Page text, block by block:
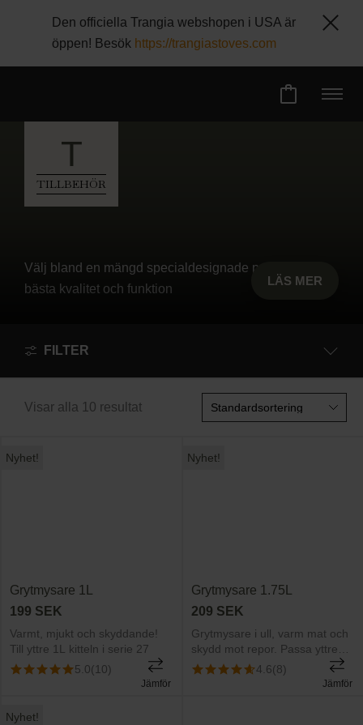
Den officiella Trangia webshopen i USA är
öppen! Besök https://trangiastoves.com
Välj bland en mängd specialdesignade produkter för
bästa kvalitet och funktion
LÄS MER
T
TILLBEHÖR
FILTER
Visar alla 10 resultat
Grytmysare 1L
199 SEK
Varmt, mjukt och skyddande!
Till yttre 1L kitteln i serie 27
5.0(10)
Nyhet!
Jämför
Grytmysare 1.75L
209 SEK
Grytmysare i ull, varm mat och
skydd mot repor. Passa yttre
kitteln 1.75L i serie 25
4.6(8)
Nyhet!
Jämför
Nyhet!